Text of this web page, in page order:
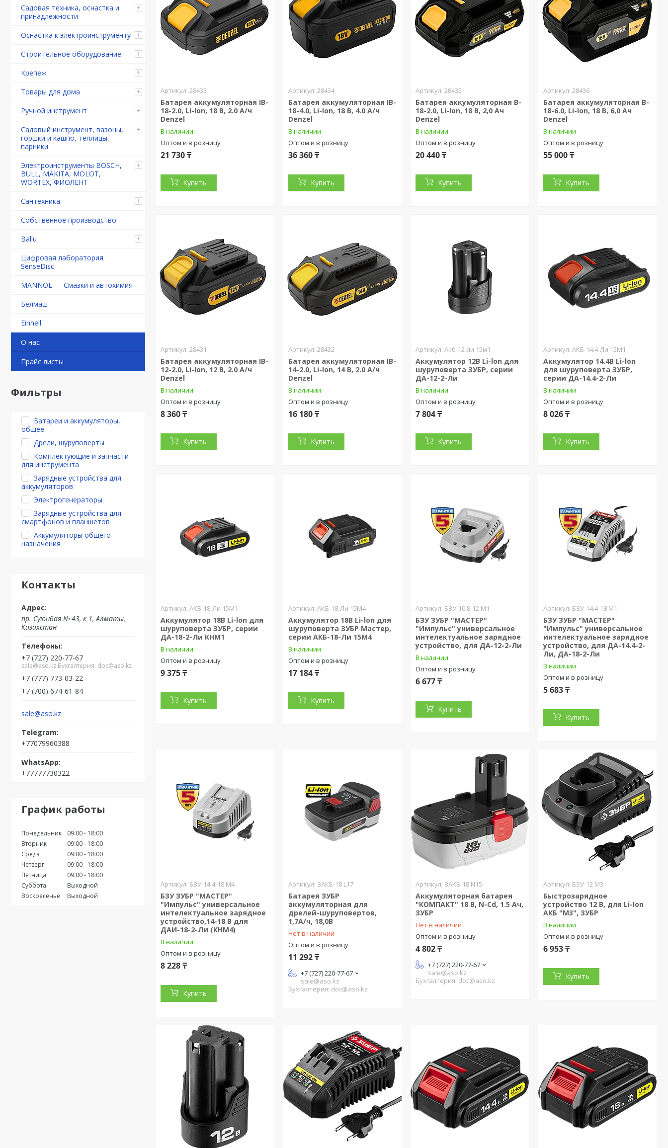
Садовая техника, оснастка и
принадлежности
Оснастка к электроинструменту
Строительное оборудование
Крепеж
Товары для дома
Ручной инструмент
Садовый инструмент, вазоны,
горшки и кашпо, теплицы,
парники
Электроинструменты BOSCH,
BULL, MAKITA, MOLOT,
WORTEX, ФИОЛЕНТ
Сантехника
Собственное производство
Ballu
Цифровая лаборатория
SenseDisc
MANNOL — Смазки и автохимия
Белмаш
Einhell
О нас
Прайс листы
Фильтры
Батареи и аккумуляторы,
общее
Дрели, шуруповерты
Комплектующие и запчасти
для инструмента
Зарядные устройства для
аккумуляторов
Электрогенераторы
Зарядные устройства для
смартфонов и планшетов
Аккумуляторы общего
назначения
Контакты
пр. Суюнбая № 43, к 1, Алматы,
Казахстан
+7 (727) 220-77-67
sale@aso.kz Бухгалтерия: doc@aso.kz
+7 (777) 773-03-22
+7 (700) 674-61-84
sale@aso.kz
+77079960388
+77777730322
График работы
Понедельник 09:00
18:00
Вторник
09:00
18:00
Среда
09:00
18:00
Четверг
09:00
18:00
Пятница
09:00
18:00
Суббота
Выходной
Воскресенье
Выходной
28433
Батарея аккумуляторная IB-
18-2.0, Li-Ion, 18 В, 2.0 А/ч
Denzel
В наличии
Оптом и в розницу
21 730 ₸
Купить
28434
Батарея аккумуляторная IB-
18-4.0, Li-Ion, 18 В, 4.0 А/ч
Denzel
В наличии
Оптом и в розницу
36 360 ₸
Купить
28435
Батарея аккумуляторная B-
18-2.0, Li-Ion, 18 В, 2,0 Ач
Denzel
В наличии
Оптом и в розницу
20 440 ₸
Купить
28436
Батарея аккумуляторная B-
18-6.0, Li-Ion, 18 В, 6,0 Ач
Denzel
В наличии
Оптом и в розницу
55 000 ₸
Купить
28431
Батарея аккумуляторная IB-
12-2.0, Li-Ion, 12 В, 2.0 А/ч
Denzel
В наличии
Оптом и в розницу
8 360 ₸
Купить
28432
Батарея аккумуляторная IB-
14-2.0, Li-Ion, 14 В, 2.0 А/ч
Denzel
В наличии
Оптом и в розницу
16 180 ₸
Купить
Акб-12-ли 15м1
Аккумулятор 12В Li-lon для
шуруповерта ЗУБР, серии
ДА-12-2-Ли
В наличии
Оптом и в розницу
7 804 ₸
Купить
АКБ-14.4-Ли 15М1
Аккумулятор 14.4В Li-lon
для шуруповерта ЗУБР,
серии ДА-14.4-2-Ли
В наличии
Оптом и в розницу
8 026 ₸
Купить
АКБ-18-Ли 15М1
Аккумулятор 18В Li-lon для
шуруповерта ЗУБР, серии
ДА-18-2-Ли КНМ1
В наличии
Оптом и в розницу
9 375 ₸
Купить
АКБ-18-Ли 15М4
Аккумулятор 18В Li-lon для
шуруповерта ЗУБР Мастер,
серии АКБ-18-Ли 15М4
В наличии
Оптом и в розницу
17 184 ₸
Купить
БЗУ-10.8-12 М1
БЗУ ЗУБР "МАСТЕР"
"Импульс" универсальное
интелектуальное зарядное
устройство, для ДА-12-2-Ли
В наличии
Оптом и в розницу
6 677 ₸
Купить
БЗУ-14.4-18 М1
БЗУ ЗУБР "МАСТЕР"
"Импульс" универсальное
интелектуальное зарядное
устройство, для ДА-14.4-2-
Ли, ДА-18-2-Ли
В наличии
Оптом и в розницу
5 683 ₸
Купить
БЗУ-14.4-18 М4
БЗУ ЗУБР "МАСТЕР"
"Импульс" универсальное
интелектуальное зарядное
устройство,14-18 В для
ДАИ-18-2-Ли (КНМ4)
В наличии
Оптом и в розницу
8 228 ₸
Купить
ЗАКБ-18 L17
Батарея ЗУБР
аккумуляторная для
дрелей-шуруповертов,
1,7А/ч, 18,0В
Нет в наличии
Оптом и в розницу
11 292 ₸
+7 (727) 220-77-67
sale@aso.kz
Бухгалтерия: doc@aso.kz
ЗАКБ-18 N15
Аккумуляторная батарея
"КОМПАКТ" 18 В, N-Cd, 1.5 Ач,
ЗУБР
Нет в наличии
Оптом и в розницу
4 802 ₸
+7 (727) 220-77-67
sale@aso.kz
Бухгалтерия: doc@aso.kz
БЗУ-12 М3
Быстрозарядное
устройство 12 В, для Li-Ion
АКБ "М3", ЗУБР
В наличии
Оптом и в розницу
6 953 ₸
Купить